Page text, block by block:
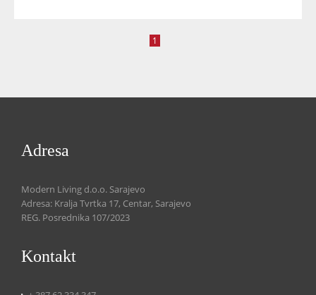
1
Adresa
Modern Living d.o.o. Sarajevo
Adresa: Kralja Tvrtka 17, Centar, Sarajevo
REG. Posrednika 107/2023
Kontakt